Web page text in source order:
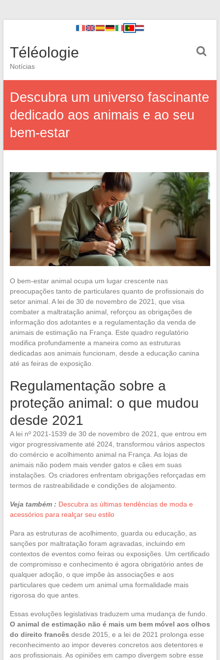
Téléologie
Notícias
Descubra um universo fascinante
dedicado aos animais e ao seu
bem-estar
O bem-estar animal ocupa um lugar crescente nas
preocupações tanto de particulares quanto de profissionais do
setor animal. A lei de 30 de novembro de 2021, que visa
combater a maltratação animal, reforçou as obrigações de
informação dos adotantes e a regulamentação da venda de
animais de estimação na França. Este quadro regulatório
modifica profundamente a maneira como as estruturas
dedicadas aos animais funcionam, desde a educação canina
até as feiras de exposição.
Regulamentação sobre a
proteção animal: o que mudou
desde 2021
A lei nº 2021-1539 de 30 de novembro de 2021, que entrou em
vigor progressivamente até 2024, transformou vários aspectos
do comércio e acolhimento animal na França. As lojas de
animais não podem mais vender gatos e cães em suas
instalações. Os criadores enfrentam obrigações reforçadas em
termos de rastreabilidade e condições de alojamento.
Veja também : Descubra as últimas tendências de moda e
acessórios para realçar seu estilo
Para as estruturas de acolhimento, guarda ou educação, as
sanções por maltratação foram agravadas, incluindo em
contextos de eventos como feiras ou exposições. Um certificado
de compromisso e conhecimento é agora obrigatório antes de
qualquer adoção, o que impõe às associações e aos
particulares que cedem um animal uma formalidade mais
rigorosa do que antes.
Essas evoluções legislativas traduzem uma mudança de fundo.
O animal de estimação não é mais um bem móvel aos olhos
do direito francês desde 2015, e a lei de 2021 prolonga esse
reconhecimento ao impor deveres concretos aos detentores e
aos profissionais. As opiniões em campo divergem sobre esse